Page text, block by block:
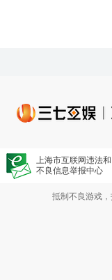
上海市互联网违法和
不良信息举报中心
抵制不良游戏